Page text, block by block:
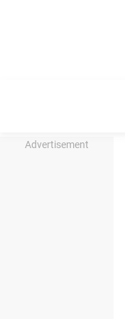
Advertisement